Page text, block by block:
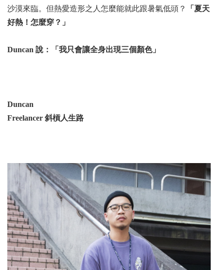
沙漠來臨。但熱愛造形之人怎麼能就此跟暑氣低頭？
「夏天
好熱！怎麼穿？」
Duncan 說：「我只會讓全身出現三個顏色」
Duncan
Freelancer 斜槓人生路